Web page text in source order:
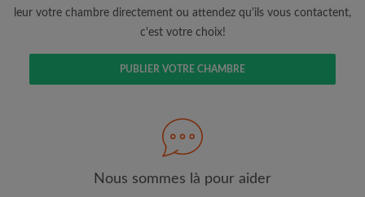
Consultez les chambres et les profils des
Sauvegardez vos recherches
leur votre chambre directement ou attendez qu'ils vous contactent,
c'est votre choix!
PUBLIER VOTRE CHAMBRE
Nous sommes là pour aider